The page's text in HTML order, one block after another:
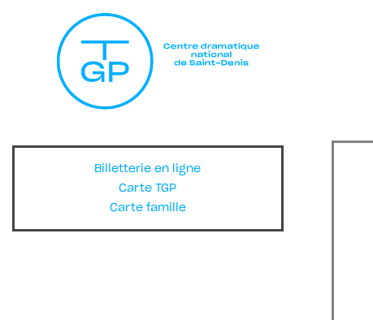
Billetterie en ligne
Carte TGP
Carte famille